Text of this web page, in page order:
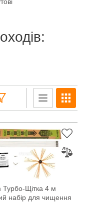
Турбо-Щітка 4 м
набір для чищення